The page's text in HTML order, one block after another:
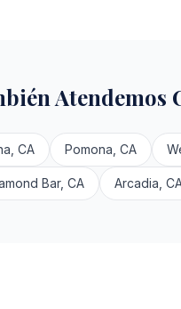
Atendemos
CA Pomona, CA
Bar, CA Arcadia,